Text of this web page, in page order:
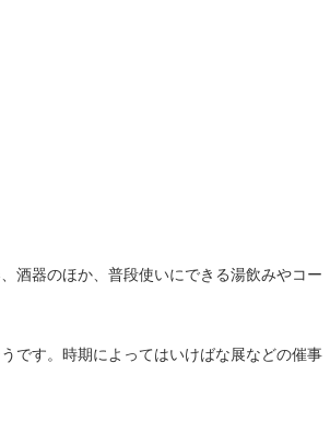
酒器のほか、普段使いにできる湯飲みやコー
です。時期によってはいけばな展などの催事